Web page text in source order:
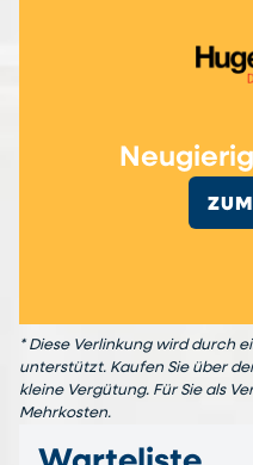
* Diese Verlinkung wird durch
unterstützt. Kaufen Sie über
kleine Vergütung. Für Sie als
Mehrkosten.